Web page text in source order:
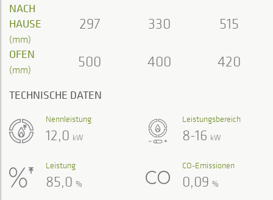
NACH
HAUSE
(mm)
297 330 515
OFEN
(mm) 500 400 420
TECHNISCHE DATEN
Leistungsbereich
8-16 kW
Nennleistung
12,0 kW
Leistung
85,0 %
CO-Emissionen
0,09 %